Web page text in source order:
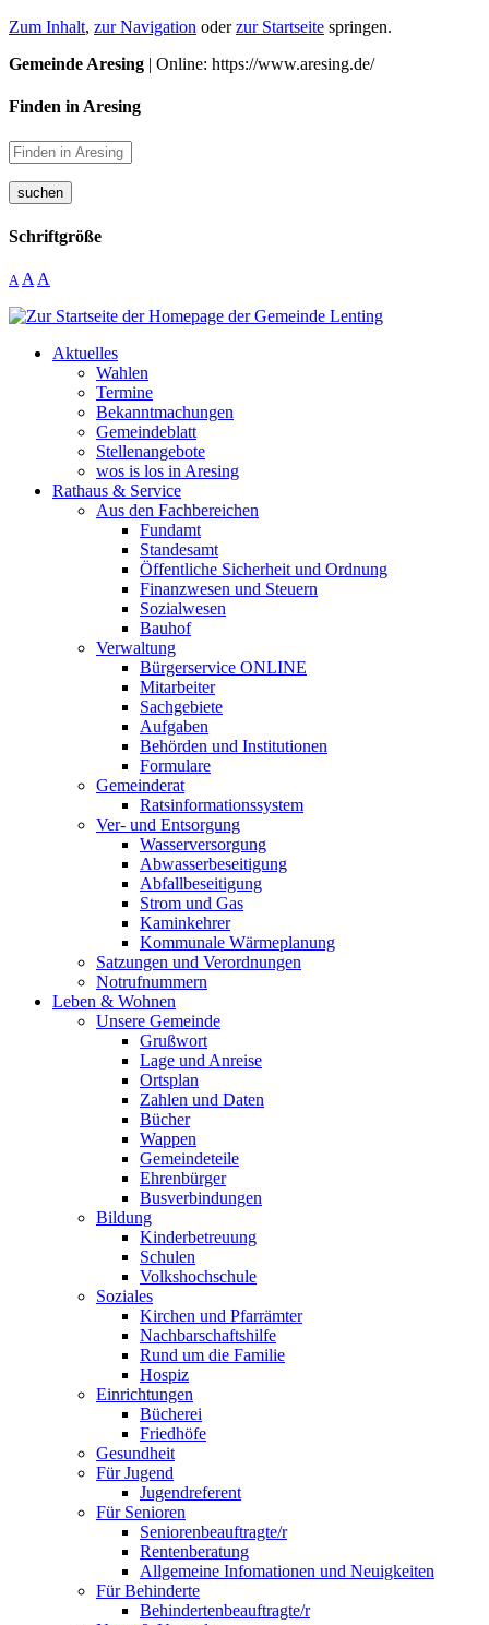
Zum Inhalt, zur Navigation oderzur Startseite springen.
Gemeinde Aresing | Online: https://www.aresing.de/
Finden in Aresing
suchen
Schriftgröße
A A A
Aktuelles
Wahlen
Termine
Bekanntmachungen
Gemeindeblatt
Stellenangebote
wos is los in Aresing
Rathaus & Service
Aus den Fachbereichen
Fundamt
Standesamt
Öffentliche Sicherheit und Ordnung
Finanzwesen und Steuern
Sozialwesen
Bauhof
Verwaltung
Bürgerservice ONLINE
Mitarbeiter
Sachgebiete
Aufgaben
Behörden und Institutionen
Formulare
Gemeinderat
Ratsinformationssystem
Ver- und Entsorgung
Wasserversorgung
Abwasserbeseitigung
Abfallbeseitigung
Strom und Gas
Kaminkehrer
Kommunale Wärmeplanung
Satzungen und Verordnungen
Notrufnummern
Leben & Wohnen
Unsere Gemeinde
Grußwort
Lage und Anreise
Ortsplan
Zahlen und Daten
Bücher
Wappen
Gemeindeteile
Ehrenbürger
Busverbindungen
Bildung
Kinderbetreuung
Schulen
Volkshochschule
Soziales
Kirchen und Pfarrämter
Nachbarschaftshilfe
Rund um die Familie
Hospiz
Einrichtungen
Bücherei
Friedhöfe
Gesundheit
Für Jugend
Jugendreferent
Für Senioren
Seniorenbeauftragte/r
Rentenberatung
Allgemeine Infomationen und Neuigkeiten
Für Behinderte
Behindertenbeauftragte/r